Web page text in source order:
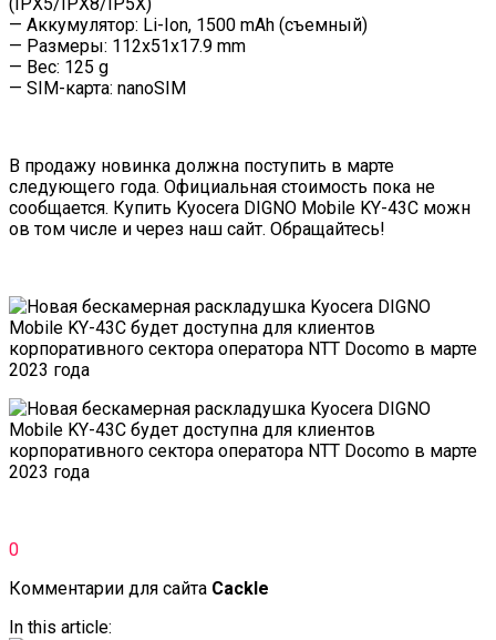
— Аккумулятор: Li-Ion, 1500 mAh (съемный)
— Размеры: 112x51x17.9 mm
— Вес: 125 g
— SIM-карта: nanoSIM
В продажу новинка должна поступить в марте
следующего года. Официальная стоимость пока не
сообщается. Купить Kyocera DIGNO Mobile KY-43C можн
ов том числе и через наш сайт. Обращайтесь!
0
Комментарии для сайта Cackle
In this article: